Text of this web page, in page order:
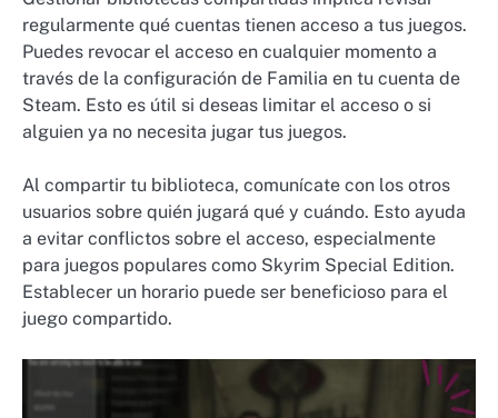
regularmente qué cuentas tienen acceso a tus juegos.
Puedes revocar el acceso en cualquier momento a
través de la configuración de Familia en tu cuenta de
Steam. Esto es útil si deseas limitar el acceso o si
alguien ya no necesita jugar tus juegos.
Al compartir tu biblioteca, comunícate con los otros
usuarios sobre quién jugará qué y cuándo. Esto ayuda
a evitar conflictos sobre el acceso, especialmente
para juegos populares como Skyrim Special Edition.
Establecer un horario puede ser beneficioso para el
juego compartido.